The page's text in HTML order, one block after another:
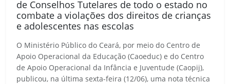
de Conselhos Tutelares de todo o estado no
combate a violações dos direitos de crianças
e adolescentes nas escolas
O Ministério Público do Ceará, por meio do Centro de
Apoio Operacional da Educação (Caoeduc) e do Centro
de Apoio Operacional da Infância e Juventude (Caopij),
publicou, na última sexta-feira (12/06), uma nota técnica